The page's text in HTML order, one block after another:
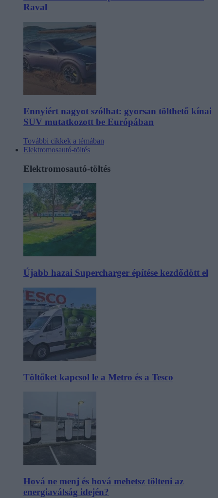
Raval
Ennyiért nagyot szólhat: gyorsan tölthető kínai
SUV mutatkozott be Európában
További cikkek a témában
Elektromosautó-töltés
Elektromosautó-töltés
Újabb hazai Supercharger építése kezdődött el
Töltőket kapcsol le a Metro és a Tesco
Hová ne menj és hová mehetsz tölteni az
energiaválság idején?